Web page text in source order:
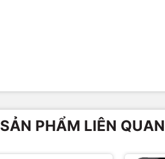
SẢN PHẨM LIÊN QUAN